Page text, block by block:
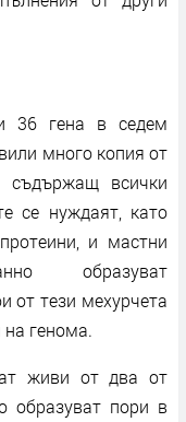
36 гена в седем
много копия от
съдържащ всички
се нуждаят, като
и мастни
образуват
от тези мехурчета
на генома.
живи от два от
образуват пори в